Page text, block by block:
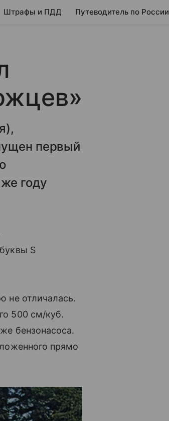
Штрафы и ПДД Путеводитель по России
первый
году
S
не отличалась.
500 см/куб.
бензонасоса.
прямо